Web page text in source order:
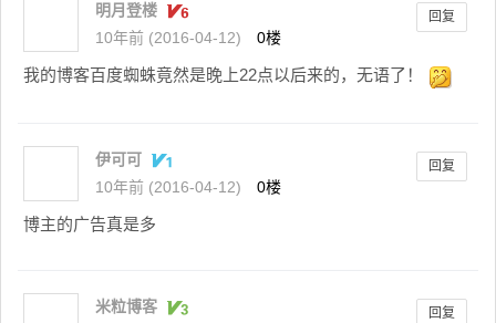
明月登楼
10年前 (2016-04-12)
0楼
回复
我的博客百度蜘蛛竟然是晚上22点以后来的，无语了！
伊可可
10年前 (2016-04-12)
0楼
回复
博主的广告真是多
米粒博客
回复